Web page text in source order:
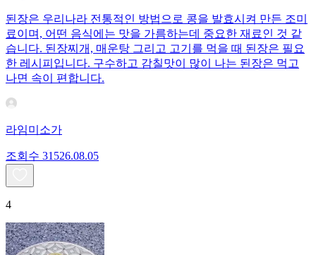
된장은 우리나라 전통적인 방법으로 콩을 발효시켜 만든 조미
료이며, 어떤 음식에는 맛을 가름하는데 중요한 재료인 것 같
습니다. 된장찌개, 매운탕 그리고 고기를 먹을 때 된장은 필요
한 레시피입니다. 구수하고 감칠맛이 많이 나는 된장은 먹고
나면 속이 편합니다.
라임미소가
조회수 31526.08.05
4